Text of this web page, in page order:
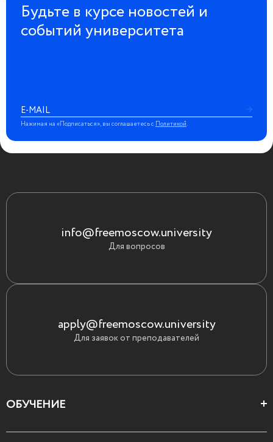
Будьте в курсе новостей и
событий университета
Нажимая на «Подписаться», вы соглашаетесь с Политикой.
info@freemoscow.university
Для вопросов
apply@freemoscow.university
Для заявок от преподавателей
ОБУЧЕНИЕ